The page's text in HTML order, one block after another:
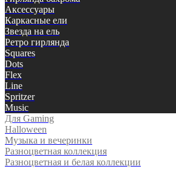
Аксессуары
Каркасные ели
Звезда на ель
Ретро гирлянда
Squares
Dots
Flex
Line
Spritzer
Music
Для Gaming
Halloween
Музыка и вечеринки
Разноцветная коллекция
Разноцветная и белая коллекции